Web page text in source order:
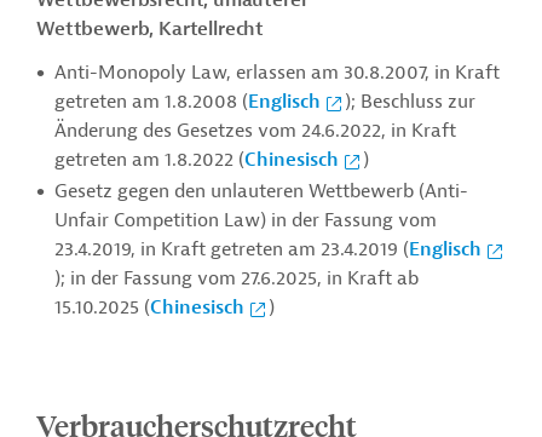
Wettbewerb, Kartellrecht
Anti-Monopoly Law, erlassen am 30.8.2007, in Kraft
getreten am 1.8.2008 (Englisch
); Beschluss zur
Änderung des Gesetzes vom 24.6.2022, in Kraft
getreten am 1.8.2022 (Chinesisch
)
Gesetz gegen den unlauteren Wettbewerb (Anti-
Unfair Competition Law) in der Fassung vom
23.4.2019, in Kraft getreten am 23.4.2019 (Englisch
); in der Fassung vom 27.6.2025, in Kraft ab
15.10.2025 (Chinesisch )
Verbraucherschutzrecht